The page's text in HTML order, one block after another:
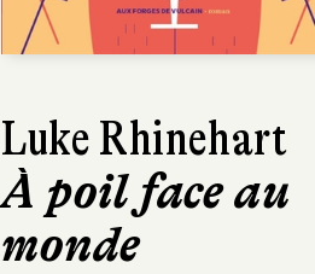
Luke Rhinehart
À poil face au
monde